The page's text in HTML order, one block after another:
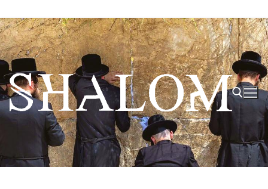
Hyppää
sisältöön
Hae: